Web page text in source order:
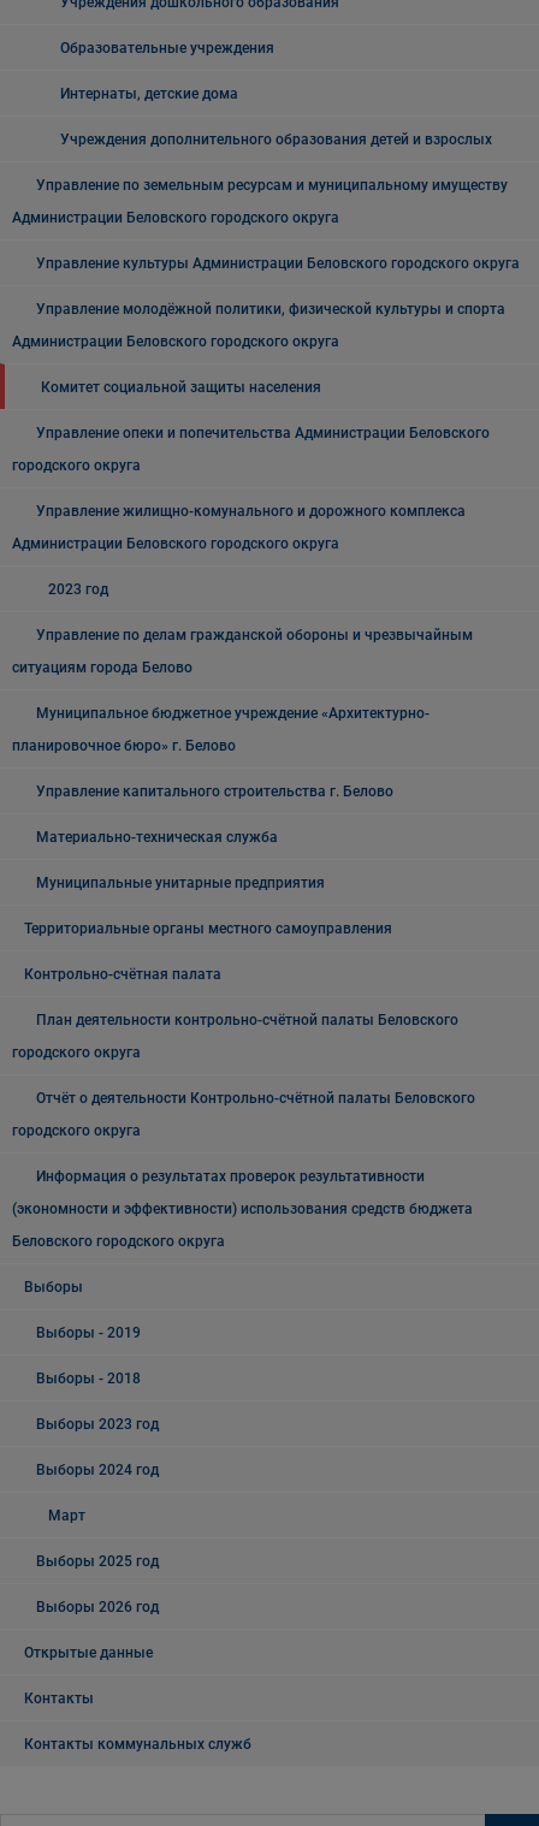
Образовательные учреждения
Интернаты, детские дома
Учреждения дополнительного образования детей и взрослых
Управление по земельным ресурсам и муниципальному имуществу
Администрации Беловского городского округа
Управление культуры Администрации Беловского городского округа
Управление молодёжной политики, физической культуры и спорта
Администрации Беловского городского округа
Комитет социальной защиты населения
Управление опеки и попечительства Администрации Беловского
городского округа
Управление жилищно-комунального и дорожного комплекса
Администрации Беловского городского округа
2023 год
Управление по делам гражданской обороны и чрезвычайным
ситуациям города Белово
Муниципальное бюджетное учреждение «Архитектурно-
планировочное бюро» г. Белово
Управление капитального строительства г. Белово
Материально-техническая служба
Муниципальные унитарные предприятия
Территориальные органы местного самоуправления
Контрольно-счётная палата
План деятельности контрольно-счётной палаты Беловского
городского округа
Отчёт о деятельности Контрольно-счётной палаты Беловского
городского округа
Информация о результатах проверок результативности
(экономности и эффективности) использования средств бюджета
Беловского городского округа
Выборы
Выборы - 2019
Выборы - 2018
Выборы 2023 год
Выборы 2024 год
Март
Выборы 2025 год
Выборы 2026 год
Открытые данные
Контакты
Контакты коммунальных служб